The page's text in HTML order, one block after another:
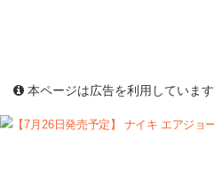
本ページは広告を利用しています